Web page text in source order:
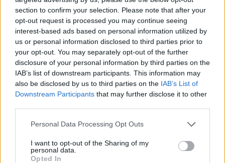
section to confirm your selection. Please note that after your
opt-out request is processed you may continue seeing
interest-based ads based on personal information utilized by
us or personal information disclosed to third parties prior to
your opt-out. You may separately opt-out of the further
disclosure of your personal information by third parties on the
IAB’s list of downstream participants. This information may
also be disclosed by us to third parties on the IAB’s List of
Downstream Participants that may further disclose it to other
Personal Data Processing Opt Outs
I want to opt-out of the Sharing of my
personal data.
Opted In